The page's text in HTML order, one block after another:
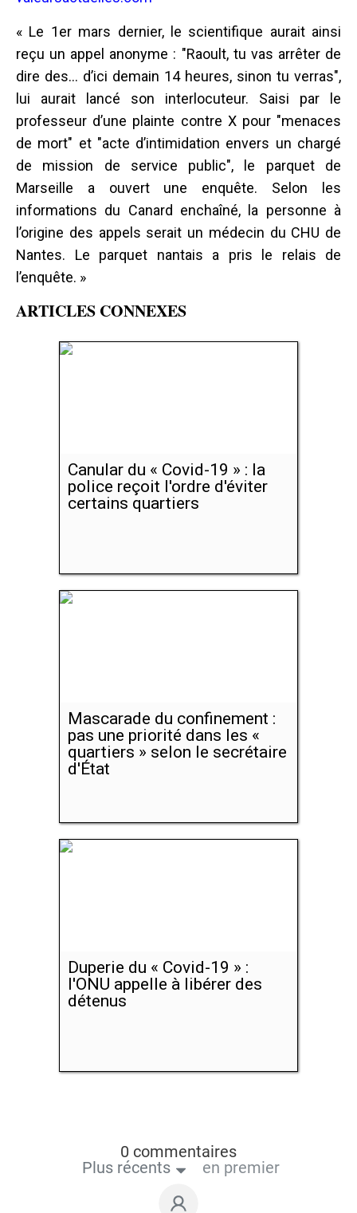
« Le 1er mars dernier, le scientifique aurait ainsi
reçu un appel anonyme : "Raoult, tu vas arrêter de
dire des... d’ici demain 14 heures, sinon tu verras",
lui aurait lancé son interlocuteur. Saisi par le
professeur d’une plainte contre X pour "menaces
de mort" et "acte d’intimidation envers un chargé
de mission de service public", le parquet de
Marseille a ouvert une enquête. Selon les
informations du Canard enchaîné, la personne à
l’origine des appels serait un médecin du CHU de
Nantes. Le parquet nantais a pris le relais de
l’enquête. »
ARTICLES CONNEXES
Canular du « Covid-19 » : la
police reçoit l'ordre d'éviter
certains quartiers
Mascarade du confinement :
pas une priorité dans les «
quartiers » selon le secrétaire
d'État
Duperie du « Covid-19 » :
l'ONU appelle à libérer des
détenus
0 commentaires
Plus récents
en premier